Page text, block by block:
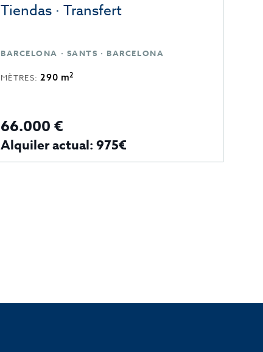
Tiendas · Transfert
BARCELONA · SANTS · BARCELONA
MÈTRES:290 m2
66.000 €
Alquiler actual: 975€